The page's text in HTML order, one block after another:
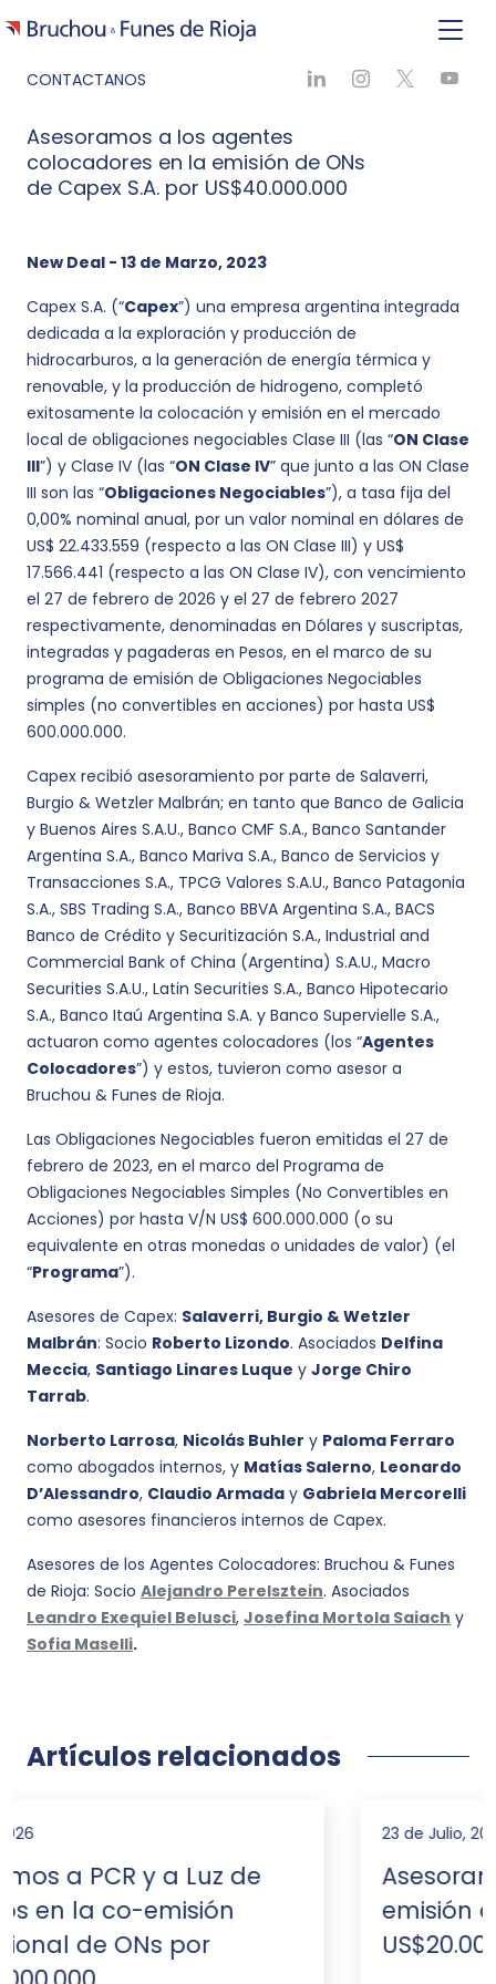
CONTACTANOS
Asesoramos a los agentes
colocadores en la emisión de ONs
de Capex S.A. por US$40.000.000
New Deal - 13 de Marzo, 2023
Capex S.A. (“Capex”) una empresa argentina integrada
dedicada a la exploración y producción de
hidrocarburos, a la generación de energía térmica y
renovable, y la producción de hidrogeno, completó
exitosamente la colocación y emisión en el mercado
local de obligaciones negociables Clase III (las “ON Clase
III”) y Clase IV (las “ON Clase IV” que junto a las ON Clase
III son las “Obligaciones Negociables”), a tasa fija del
0,00% nominal anual, por un valor nominal en dólares de
US$ 22.433.559 (respecto a las ON Clase III) y US$
17.566.441 (respecto a las ON Clase IV), con vencimiento
el 27 de febrero de 2026 y el 27 de febrero 2027
respectivamente, denominadas en Dólares y suscriptas,
integradas y pagaderas en Pesos, en el marco de su
programa de emisión de Obligaciones Negociables
simples (no convertibles en acciones) por hasta US$
600.000.000.
Capex recibió asesoramiento por parte de Salaverri,
Burgio & Wetzler Malbrán; en tanto que Banco de Galicia
y Buenos Aires S.A.U., Banco CMF S.A., Banco Santander
Argentina S.A., Banco Mariva S.A., Banco de Servicios y
Transacciones S.A., TPCG Valores S.A.U., Banco Patagonia
S.A., SBS Trading S.A., Banco BBVA Argentina S.A., BACS
Banco de Crédito y Securitización S.A., Industrial and
Commercial Bank of China (Argentina) S.A.U., Macro
Securities S.A.U., Latin Securities S.A., Banco Hipotecario
S.A., Banco Itaú Argentina S.A. y Banco Supervielle S.A.,
actuaron como agentes colocadores (los “Agentes
Colocadores”) y estos, tuvieron como asesor a
Bruchou & Funes de Rioja.
Las Obligaciones Negociables fueron emitidas el 27 de
febrero de 2023, en el marco del Programa de
Obligaciones Negociables Simples (No Convertibles en
Acciones) por hasta V/N US$ 600.000.000 (o su
equivalente en otras monedas o unidades de valor) (el
“Programa”).
Asesores de Capex: Salaverri, Burgio & Wetzler
Malbrán: Socio Roberto Lizondo. Asociados Delfina
Meccia, Santiago Linares Luque y Jorge Chiro
Tarrab.
Norberto Larrosa, Nicolás Buhler y Paloma Ferraro
como abogados internos, y Matías Salerno, Leonardo
D’Alessandro, Claudio Armada y Gabriela Mercorelli
como asesores financieros internos de Capex.
Asesores de los Agentes Colocadores: Bruchou & Funes
de Rioja: Socio Alejandro Perelsztein. Asociados
Leandro Exequiel Belusci, Josefina Mortola Saiach y
Sofia Maselli.
Artículos relacionados
Asesoramos a VALO en la
emisión de ONs por
US$20.000.000